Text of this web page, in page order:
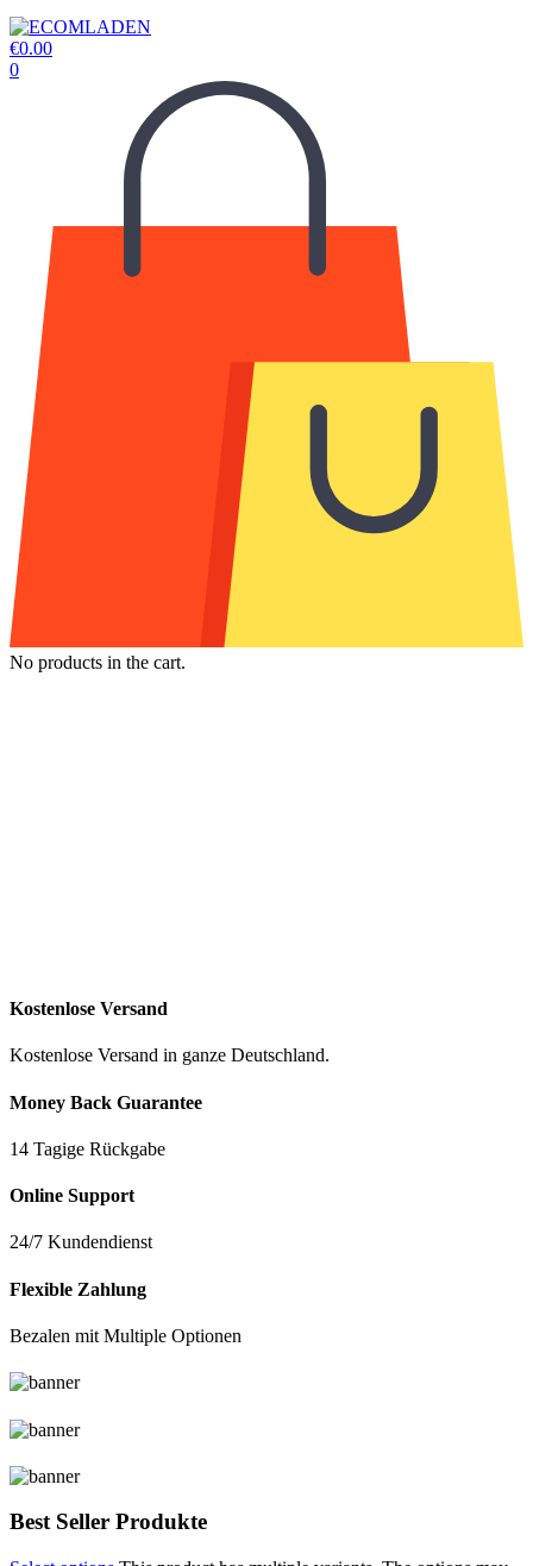
€0.00
0
No products in the cart.
Kostenlose Versand
Kostenlose Versand in ganze Deutschland.
Money Back Guarantee
14 Tagige Rückgabe
Online Support
24/7 Kundendienst
Flexible Zahlung
Bezalen mit Multiple Optionen
Best Seller Produkte